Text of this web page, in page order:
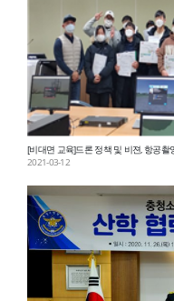
[비대면 교육]드론 정책 및 비젼, 항공촬
2021-03-12